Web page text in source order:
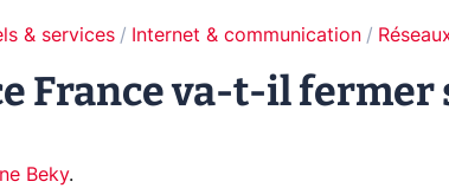
& services Internet & communication
France va-t-il fermer
Beky.